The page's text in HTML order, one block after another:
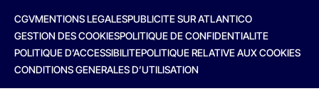
CGVMENTIONS LEGALESPUBLICITE SUR ATLANTICO
GESTION DES COOKIESPOLITIQUE DE CONFIDENTIALITE
POLITIQUE D’ACCESSIBILITEPOLITIQUE RELATIVE AUX COOKIES
CONDITIONS GENERALES D’UTILISATION